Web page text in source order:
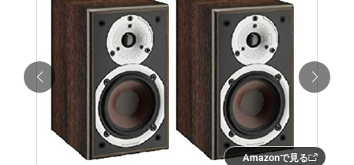
Amazonで見る